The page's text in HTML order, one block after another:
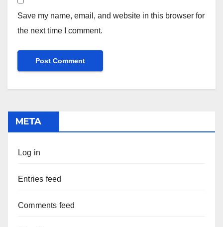
Save my name, email, and website in this browser for
the next time I comment.
META
Log in
Entries feed
Comments feed